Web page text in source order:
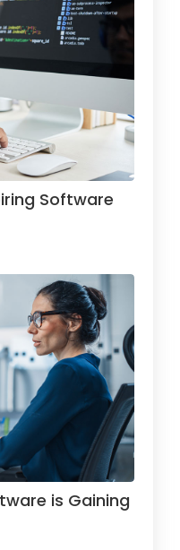
Software
is Gaining